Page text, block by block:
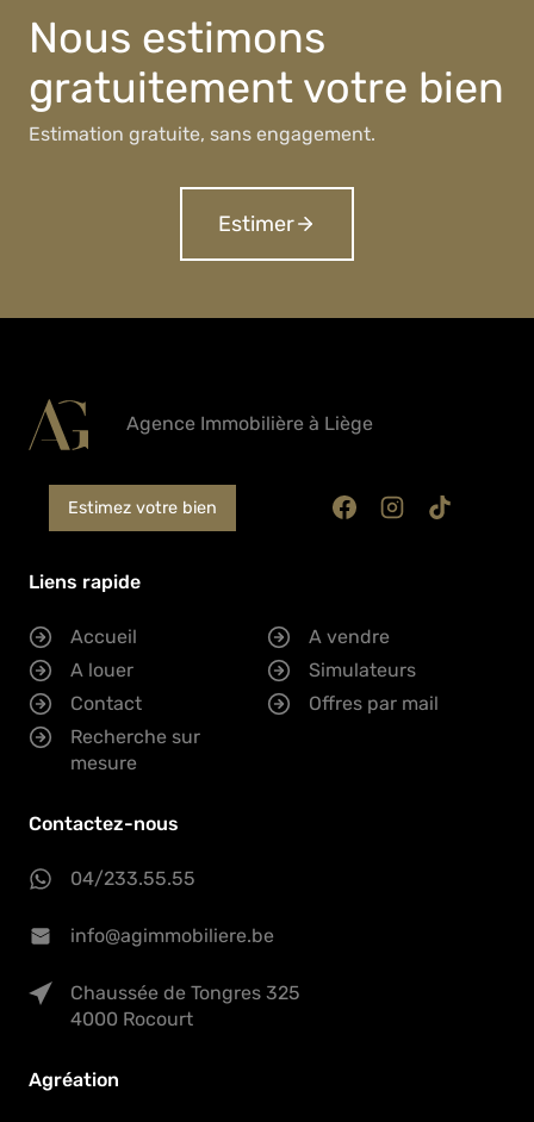
Nous estimons
gratuitement votre bien
Estimation gratuite, sans engagement.
Estimer
Agence Immobilière à Liège
Estimez votre bien
Liens rapide
Accueil
A vendre
A louer
Simulateurs
Contact
Offres par mail
Recherche sur
mesure
Contactez-nous
04/233.55.55
info@agimmobiliere.be
Chaussée de Tongres 325
4000 Rocourt
Agréation